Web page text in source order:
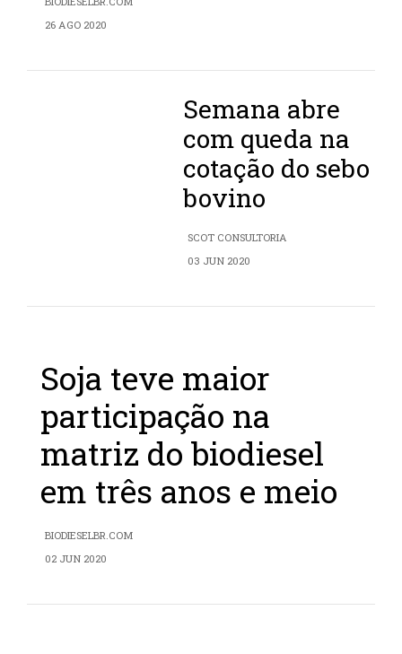
26 AGO 2020
Semana abre
com queda na
cotação do sebo
bovino
SCOT CONSULTORIA
03 JUN 2020
Soja teve maior
participação na
matriz do biodiesel
em três anos e meio
BIODIESELBR.COM
02 JUN 2020